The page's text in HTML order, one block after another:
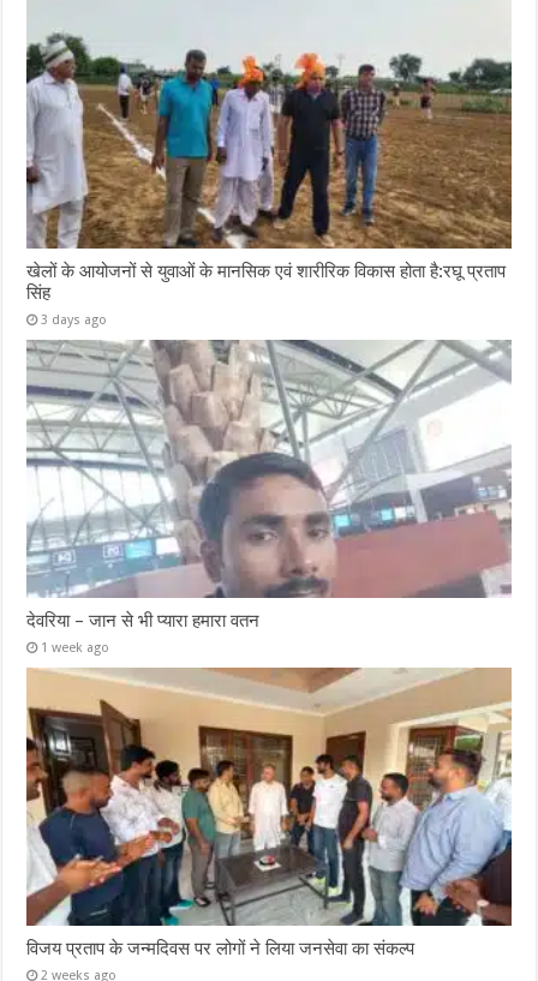
खेलों के आयोजनों से युवाओं के मानसिक एवं शारीरिक विकास होता है:रघू प्रताप
सिंह
3 days ago
देवरिया – जान से भी प्यारा हमारा वतन
1 week ago
विजय प्रताप के जन्मदिवस पर लोगों ने लिया जनसेवा का संकल्प
2 weeks ago